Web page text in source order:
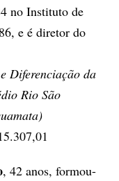
no Instituto de
e é diretor do
Diferenciação da
Rio São
, 42 anos, formou-